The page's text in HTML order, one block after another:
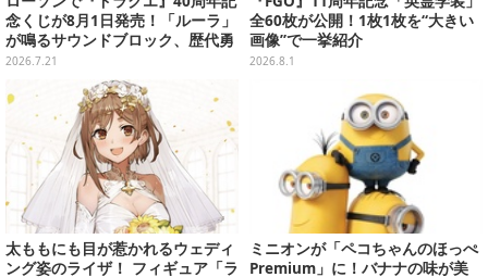
念くじが8月1日発売！「ルーラ」
が鳴るサウンドブロック、歴代勇
者＆スライムのフィギュアなど、
シリーズを振り返る景品盛りだく
さん
2026.7.21
全60枚が公開！1枚1枚を“大きい
画像”で一挙紹介
2026.8.1
太ももにも目が惹かれるウェディ
ング姿のライザ！ フィギュア「ラ
ミニオンが「ペコちゃんのほっぺ
Premium」に！バナナの味が美